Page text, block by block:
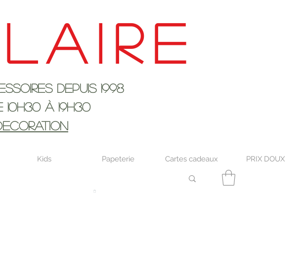
depuis 1998
à 19H30
Kids Papeterie Cartes cadeaux PRIX DOUX